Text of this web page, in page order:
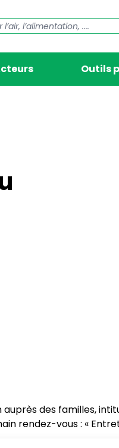
Outils
des familles,
rendez-vous : «